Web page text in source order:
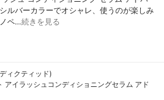
ルバーカラーでオシャレ、使うのが楽しみ
ペ…続きを見る
ィクティッド)
アイラッシュコンディショニングセラム アド